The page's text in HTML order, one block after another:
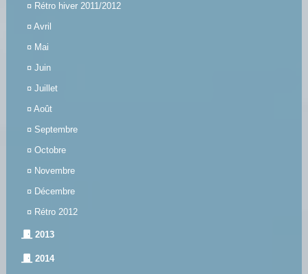
¤ Rétro hiver 2011/2012
¤ Avril
¤ Mai
¤ Juin
¤ Juillet
¤ Août
¤ Septembre
¤ Octobre
¤ Novembre
¤ Décembre
¤ Rétro 2012
2013
2014